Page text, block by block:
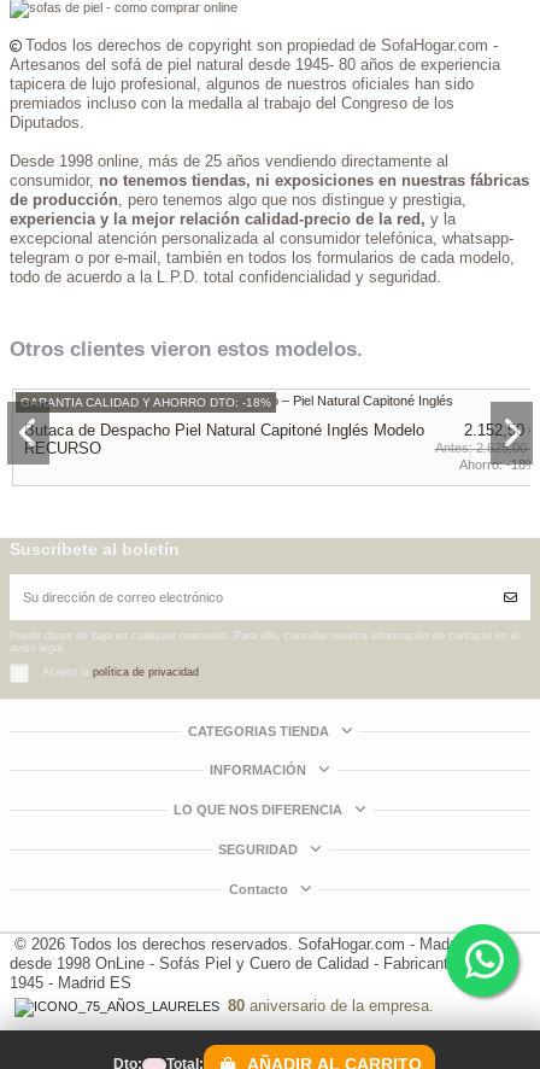
Dto: Total: AÑADIR AL CARRITO
Todos los derechos de copyright son propiedad de SofaHogar.com -
Artesanos del sofá de piel natural desde 1945- 80 años de experiencia
tapicera de lujo profesional, algunos de nuestros oficiales han sido
premiados incluso con la medalla al trabajo del Congreso de los
Diputados.
Desde 1998 online, más de 25 años vendiendo directamente al
consumidor, no tenemos tiendas, ni exposiciones en nuestras fábricas
de producción, pero tenemos algo que nos distingue y prestigia,
experiencia y la mejor relación calidad-precio de la red,y la
excepcional atención personalizada al consumidor telefónica, whatsapp-
telegram o por e-mail, también en todos los formularios de cada modelo,
todo de acuerdo a la L.P.D. total confidencialidad y seguridad.
Otros clientes vieron estos modelos.
GARANTIA CALIDAD Y AHORRO DTO: -18%
Butaca de Despacho Piel Natural Capitoné Inglés Modelo
RECURSO
2.152,50 €
2.625,00 €
Ahorro:-18%
SENTENCIA
Modelo CASACION
Suscríbete al boletín
Puede darse de baja en cualquier momento. Para ello, consulte nuestra información de contacto en el
aviso legal.
Acepto lapolítica de privacidad
CATEGORIAS TIENDA
INFORMACIÓN
LO QUE NOS DIFERENCIA
SEGURIDAD
Contacto
© 2026 Todos los derechos reservados.SofaHogar.com - Madrid.ES -
desde 1998OnLine - Sofás Piel y Cuero de Calidad - Fabricantes desde
1945 - Madrid ES
80 aniversario de la empresa.